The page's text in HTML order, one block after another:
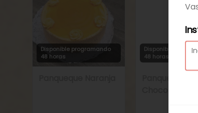
Disponible programando
48 horas
Disponible
48 horas